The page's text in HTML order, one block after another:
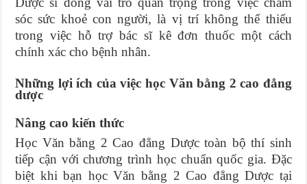
sóc sức khoẻ con người, là vị trí không thể thiếu
trong việc hỗ trợ bác sĩ kê đơn thuốc một cách
chính xác cho bệnh nhân.
Những lợi ích của việc học Văn bằng 2 cao đẳng
dược
Nâng cao kiến thức
Học Văn bằng 2 Cao đẳng Dược toàn bộ thí sinh
tiếp cận với chương trình học chuẩn quốc gia. Đặc
biệt khi bạn học Văn bằng 2 Cao đẳng Dược tại